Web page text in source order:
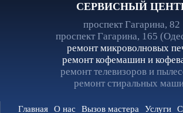
СЕРВИСНЫЙ
проспект Гагарина, 82
проспект Гагарина, 165
ремонт микроволновых
ремонт кофемашин и
ремонт телевизоров и
ремонт стиральных
Главная О нас Вызов мастера Услуги